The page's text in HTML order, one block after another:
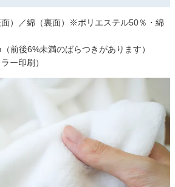
）／綿（裏面）※ポリエステル50％・綿
前後6%未満のばらつきがあります）
ー印刷）